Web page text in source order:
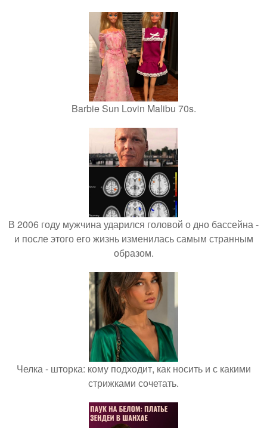
Barbie Sun Lovin Malibu 70s.
В 2006 году мужчина ударился головой о дно бассейна -
и после этого его жизнь изменилась самым странным
образом.
Челка - шторка: кому подходит, как носить и с какими
стрижками сочетать.